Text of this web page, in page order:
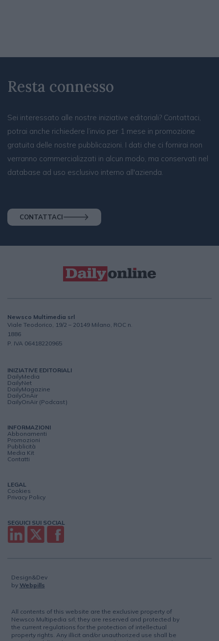
Resta connesso
Sei interessato alle nostre iniziative editoriali? Contattaci,
potrai anche richiedere l’invio per 1 mese in promozione
gratuita delle nostre pubblicazioni. I dati che ci fornirai non
verranno commercializzati in alcun modo, ma conservati nel
database ad uso esclusivo interno all'azienda.
CONTATTACI
Newsco Multimedia srl
Viale Teodorico, 19/2 – 20149 Milano, ROC n.
1886
P. IVA 06418220965
INIZIATIVE EDITORIALI
DailyMedia
DailyNet
DailyMagazine
DailyOnAir
DailyOnAir (Podcast)
INFORMAZIONI
Abbonamenti
Promozioni
Pubblicità
Media Kit
Contatti
LEGAL
Cookies
Privacy Policy
SEGUICI SUI SOCIAL
Design&Dev
by Webpills
All contents of this website are the exclusive property of
Newsco Multipedia srl; they are reserved and protected by
the current regulations for the protection of intellectual
property rights. Any illicit and/or unauthorized use shall be